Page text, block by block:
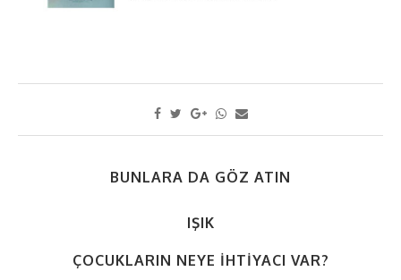
BUNLARA DA GÖZ ATIN
IŞIK
ÇOCUKLARIN NEYE İHTIYACI VAR?